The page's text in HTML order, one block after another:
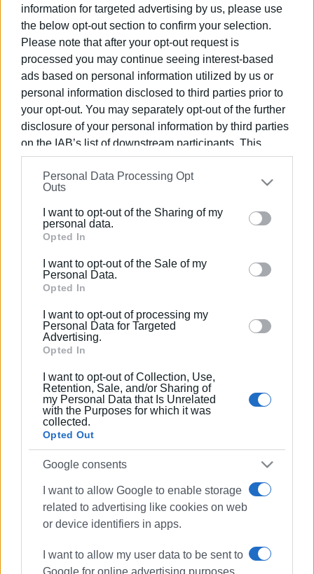
information for targeted advertising by us, please use
the below opt-out section to confirm your selection.
Please note that after your opt-out request is
processed you may continue seeing interest-based
ads based on personal information utilized by us or
personal information disclosed to third parties prior to
your opt-out. You may separately opt-out of the further
disclosure of your personal information by third parties
on the IAB’s list of downstream participants. This
information may also be disclosed by us to third parties
on theIAB’s List of Downstream Participants
that may
further disclose it to other third parties.
Please note that this website/app uses one or more
Google services and may gather and store information
behaviour. You may click to grant or deny consent to
Google and its third-party tags to use your data for
section.
Personal Data Processing Opt
Outs
I want to opt-out of the Sharing of my
personal data.
Opted In
I want to opt-out of the Sale of my
Personal Data.
Opted In
I want to opt-out of processing my
Personal Data for Targeted
Advertising.
Opted In
I want to opt-out of Collection, Use,
Retention, Sale, and/or Sharing of
my Personal Data that Is Unrelated
with the Purposes for which it was
collected.
Opted Out
Google consents
I want to allow Google to enable storage
related to advertising like cookies on web
or device identifiers in apps.
I want to allow my user data to be sent to
Google for online advertising purposes.
προβλέπεται διοικητικό πρόστιμο ύψους 300€.
Εμφανίσεις: 93
Ακολουθήστε το enimerosi στο Facebook
Συνδρομητές στο e-paper
ΕΛ.ΑΣ. Ελληνική Αστυνομία